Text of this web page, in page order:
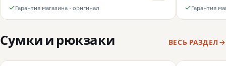
Гарантия магазина · оригинал Гарантия
Сумки и рюкзаки ВЕСЬ РАЗДЕЛ